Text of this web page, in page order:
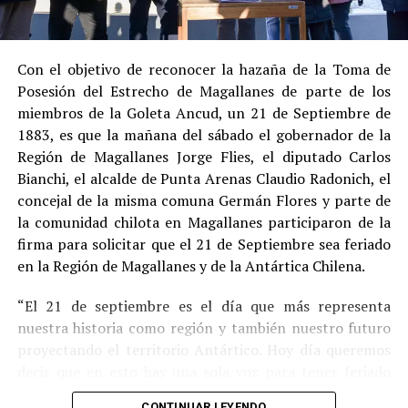
Estas circunstancias jurídicas, sumadas al
procedimiento abreviado, redujeron la posibilidad de un
cumplimiento efectivo en recinto penitenciario.
Indemnización a la víctima y nueva investigación
por ocultamiento de bienes
En el ámbito civil, elJuzgado de Letras de Castrodictó
enseptiembre de 2023una sentencia que obliga a
Pedro Montecinos apagar una indemnización total de
$120 millonespor concepto de daño moral:
$80 millonesa favor de la víctima.
$40 millonesa favor de su madre.
Sin embargo, la Fiscalía abrió una nueva línea
Con el objetivo de reconocer la hazaña de la Toma de
Posesión del Estrecho de Magallanes de parte de los
miembros de la Goleta Ancud, un 21 de Septiembre de
1883, es que la mañana del sábado el gobernador de la
Región de Magallanes Jorge Flies, el diputado Carlos
Bianchi, el alcalde de Punta Arenas Claudio Radonich, el
concejal de la misma comuna Germán Flores y parte de
la comunidad chilota en Magallanes participaron de la
firma para solicitar que el 21 de Septiembre sea feriado
en la Región de Magallanes y de la Antártica Chilena.
“El 21 de septiembre es el día que más representa
nuestra historia como región y también nuestro futuro
proyectando el territorio Antártico. Hoy día queremos
este día por los primeros chilotes que llegaron en la